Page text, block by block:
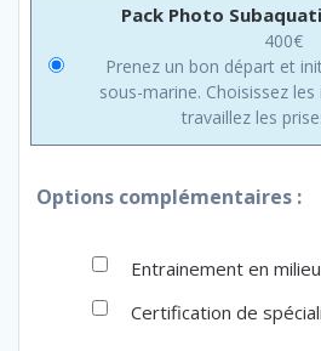
Pack Photo
400€
Prenez un bon départ et
sous-marine. Choisissez
travaillez les
Options complémentaires :
Entrainement en
Certification de